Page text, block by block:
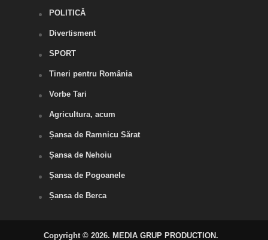
POLITICĂ
Divertisment
SPORT
Tineri pentru România
Vorbe Tari
Agricultura, acum
Șansa de Ramnicu Sărat
Șansa de Nehoiu
Șansa de Pogoanele
Șansa de Berca
Copyright © 2026. MEDIA GRUP PRODUCTION.